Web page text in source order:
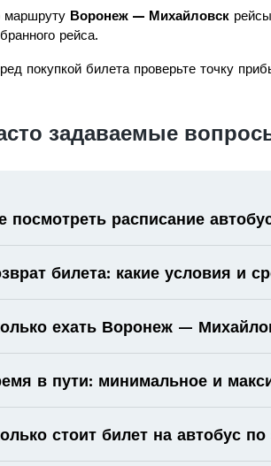
маршруту Воронеж — Михайловск
рейса.
покупкой билета проверьте точку
задаваемые
посмотреть расписание
билета: какие условия и
ехать Воронеж —
в пути: минимальное и
стоит билет на автобус